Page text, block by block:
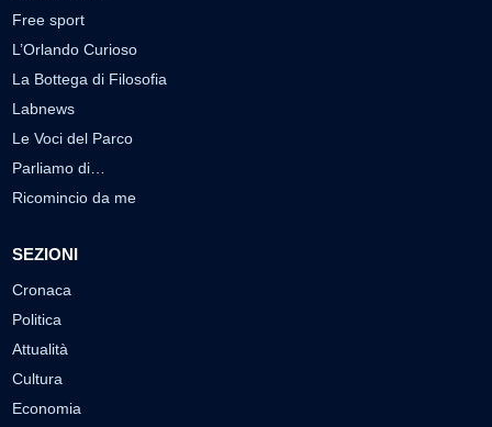
Free sport
L’Orlando Curioso
La Bottega di Filosofia
Labnews
Le Voci del Parco
Parliamo di…
Ricomincio da me
SEZIONI
Cronaca
Politica
Attualità
Cultura
Economia